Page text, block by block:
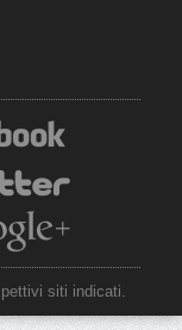
siti indicati.